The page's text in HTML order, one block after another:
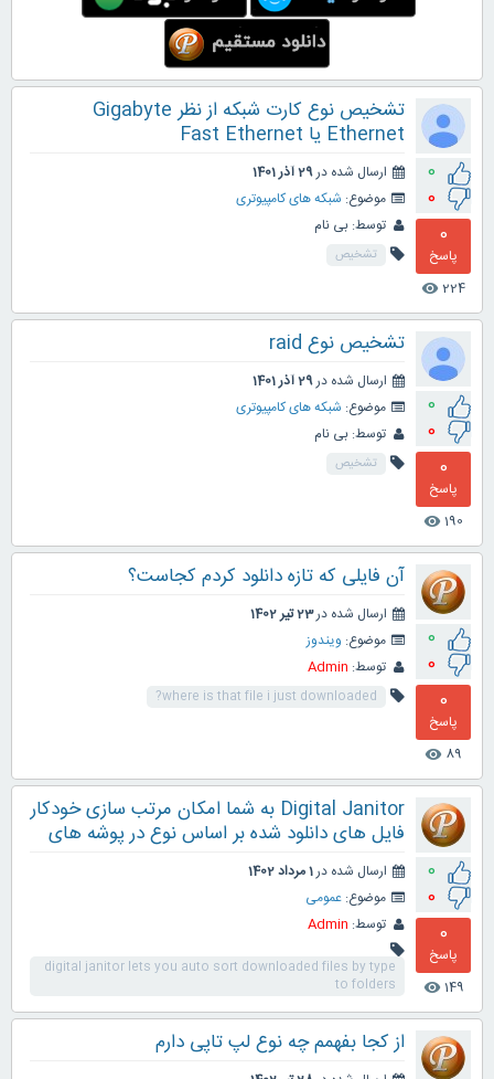
0
0
0
پاسخ
224
visibility
تشخیص نوع کارت شبکه از نظر Gigabyte
Ethernet یا Fast Ethernet
ارسال شده در29 آذر 1401
موضوع: شبکه های کامپیوتری
توسط: بی نام
تشخیص
0
0
0
پاسخ
190
visibility
تشخیص نوع raid
ارسال شده در29 آذر 1401
موضوع: شبکه های کامپیوتری
توسط: بی نام
تشخیص
0
0
0
پاسخ
89
visibility
آن فایلی که تازه دانلود کردم کجاست؟
ارسال شده در23 تیر 1402
موضوع: ویندوز
توسط: Admin
where is that file i just downloaded?
0
0
0
پاسخ
149
visibility
Digital Janitor به شما امکان مرتب سازی خودکار
فایل های دانلود شده بر اساس نوع در پوشه های
ارسال شده در1 مرداد 1402
موضوع: عمومی
توسط: Admin
digital janitor lets you auto sort downloaded files by type
to folders
از کجا بفهمم چه نوع لپ تاپی دارم